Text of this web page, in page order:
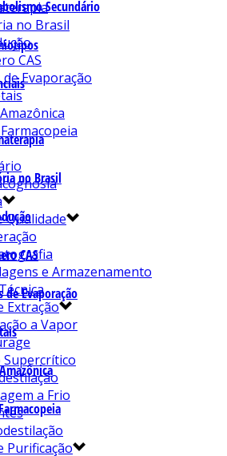
Secundário
no Brasil
CAS
de Evaporação
no Brasil
CAS
de Evaporação
Qualidade
e Armazenamento
Extração
a Vapor
Supercrítico
a Frio
Purificação